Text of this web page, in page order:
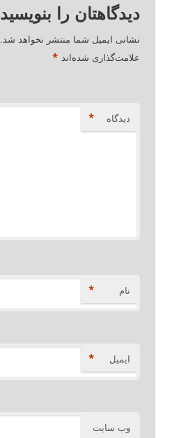
دیدگاهتان را بنویسید
نشانی ایمیل شما منتشر نخواهد شد.
علامت‌گذاری شده‌اند *
دیدگاه *
نام *
ایمیل *
وب‌ سایت